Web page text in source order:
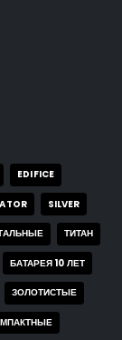
out of 5
EDIFICE
SILVER
ТИТАН
БАТАРЕЯ 10 ЛЕТ
ЗОЛОТИСТЫЕ